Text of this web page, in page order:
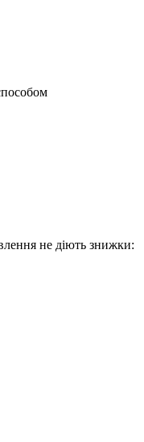
не діють знижки: